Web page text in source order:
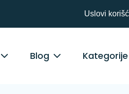
Uslovi
Blog Kategorije